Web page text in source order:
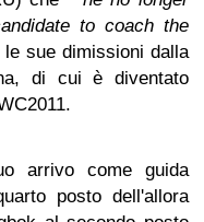
to coach the
sue dimissioni dalla
di cui è diventato
arrivo come guida
posto dell'allora